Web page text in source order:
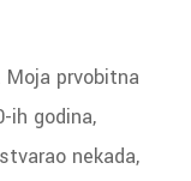
prvobitna
ih godina,
nekada,